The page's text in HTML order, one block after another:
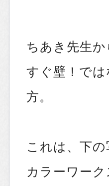
ちあき先生
すぐ壁！で
方。
これは、下
カラーワー